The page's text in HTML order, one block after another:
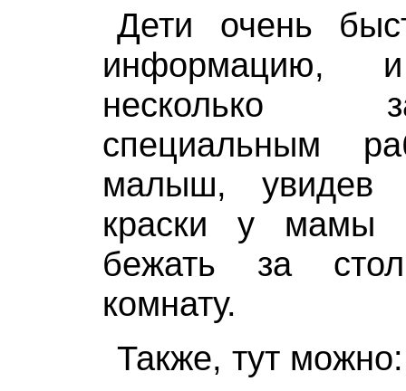
Дети очень
информацию,
несколько
специальным
малыш, увидев
краски у мамы
бежать за
комнату.
Также, тут можно: